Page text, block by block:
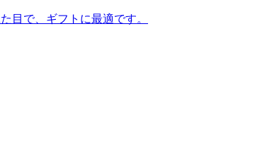
目で、ギフトに最適です。